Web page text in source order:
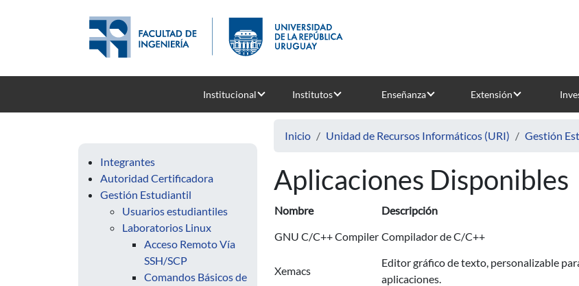
Institucional Institutos Enseñanza Extensión
Integrantes
Autoridad Certificadora
Gestión Estudiantil
Usuarios estudiantiles
Laboratorios Linux
Acceso Remoto Vía
SSH/SCP
Comandos Básicos de
Inicio Unidad de Recursos Informáticos (URI) Gestión
Aplicaciones Disponibles
Nombre Descripción
GNU C/C++ Compiler Compilador de C/C++
Xemacs
Editor gráfico de texto, personalizable
aplicaciones.